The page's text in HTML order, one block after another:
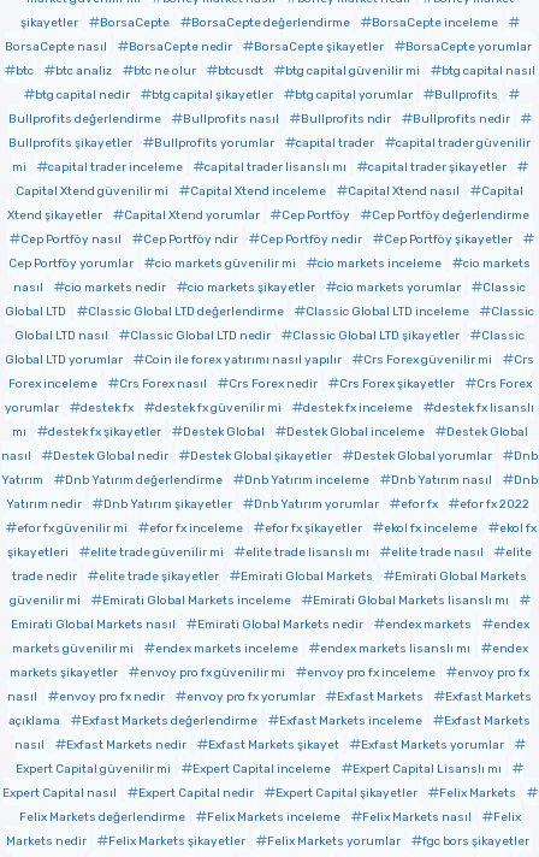
şikayetler
BorsaCepte BorsaCepte değerlendirme
BorsaCepte inceleme
BorsaCepte nasıl
BorsaCepte nedir BorsaCepte şikayetler
BorsaCepte yorumlar
btc
btc analiz btc ne olur btcusdt btg capital güvenilir mi
btg capital nasıl
btg capital nedir
btg capital şikayetler btg capital yorumlar
Bullprofits
Bullprofits değerlendirme
Bullprofits nasıl Bullprofits ndir
Bullprofits nedir
Bullprofits şikayetler
Bullprofits yorumlar capital trader
capital trader güvenilir
mi
capital trader inceleme capital trader lisanslı mı
capital trader şikayetler
Capital Xtend güvenilir mi
Capital Xtend inceleme Capital Xtend nasıl
Capital
Xtend şikayetler
Capital Xtend yorumlar Cep Portföy
Cep Portföy değerlendirme
Cep Portföy nasıl
Cep Portföy ndir Cep Portföy nedir
Cep Portföy şikayetler
Cep Portföy yorumlar
cio markets güvenilir mi cio markets inceleme
cio markets
nasıl
cio markets nedir cio markets şikayetler cio markets yorumlar
Classic
Global LTD
Classic Global LTD değerlendirme Classic Global LTD inceleme
Classic
Global LTD nasıl
Classic Global LTD nedir Classic Global LTD şikayetler
Classic
Global LTD yorumlar
Coin ile forex yatırımı nasıl yapılır Crs Forex güvenilir mi
Crs
Forex inceleme
Crs Forex nasıl Crs Forex nedir Crs Forex şikayetler
Crs Forex
yorumlar
destek fx destek fx güvenilir mi destek fx inceleme
destek fx lisanslı
mı
destek fx şikayetler Destek Global Destek Global inceleme
Destek Global
nasıl
Destek Global nedir Destek Global şikayetler Destek Global yorumlar
Dnb
Yatırım
Dnb Yatırım değerlendirme Dnb Yatırım inceleme Dnb Yatırım nasıl
Dnb
Yatırım nedir
Dnb Yatırım şikayetler Dnb Yatırım yorumlar efor fx
efor fx 2022
efor fx güvenilir mi
efor fx inceleme efor fx şikayetler ekol fx inceleme
ekol fx
şikayetleri
elite trade güvenilir mi elite trade lisanslı mı elite trade nasıl
elite
trade nedir
elite trade şikayetler Emirati Global Markets
Emirati Global Markets
güvenilir mi
Emirati Global Markets inceleme
Emirati Global Markets lisanslı mı
Emirati Global Markets nasıl
Emirati Global Markets nedir endex markets
endex
markets güvenilir mi
endex markets inceleme endex markets lisanslı mı
endex
markets şikayetler
envoy pro fx güvenilir mi envoy pro fx inceleme
envoy pro fx
nasıl
envoy pro fx nedir envoy pro fx yorumlar Exfast Markets
Exfast Markets
açıklama
Exfast Markets değerlendirme Exfast Markets inceleme
Exfast Markets
nasıl
Exfast Markets nedir Exfast Markets şikayet
Exfast Markets yorumlar
Expert Capital güvenilir mi
Expert Capital inceleme
Expert Capital Lisanslı mı
Expert Capital nasıl
Expert Capital nedir Expert Capital şikayetler
Felix Markets
Felix Markets değerlendirme
Felix Markets inceleme Felix Markets nasıl
Felix
Markets nedir
Felix Markets şikayetler Felix Markets yorumlar
fgc bors şikayetler